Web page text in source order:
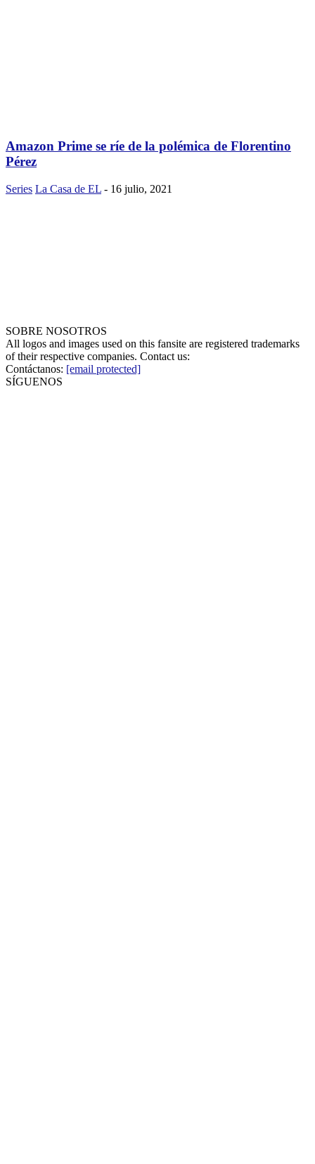
Amazon Prime se ríe de la polémica de Florentino
Pérez
Series La Casa de EL - 16 julio, 2021
SOBRE NOSOTROS
All logos and images used on this fansite are registered trademarks
of their respective companies. Contact us:
Contáctanos: [email protected]
SÍGUENOS